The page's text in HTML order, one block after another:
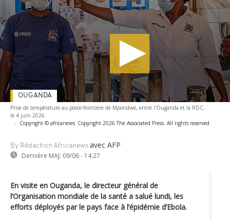
Prise de température au poste-frontière de Mpondwe, entre l'Ouganda et la RDC,
le 4 juin 2026.
- Copyright © africanews Copyright 2026 The Associated Press. All rights reserved
By Rédaction Africanews avec AFP
Dernière MAJ: 09/06 - 14:27
OUGANDA
En visite en Ouganda, le directeur général de
l’Organisation mondiale de la santé a salué lundi, les
efforts déployés par le pays face à l’épidémie d’Ebola.